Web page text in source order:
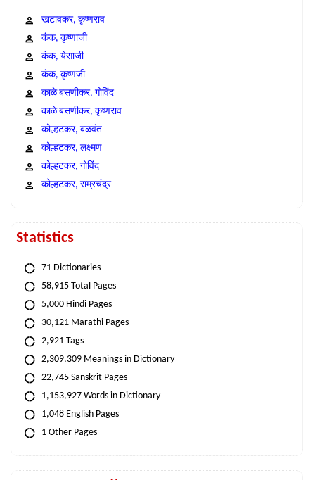
खटावकर, कृष्णराव
कंक, कृष्णाजी
कंक, येसाजी
कंक, कृष्णजी
काळे बसणीकर, गोविंद
काळे बसणीकर, कृष्णराव
कोल्हटकर, बळवंत
कोल्हटकर, लक्ष्मण
कोल्हटकर, गोविंद
कोल्हटकर, राम्रचंद्र
Statistics
71 Dictionaries
58,915 Total Pages
5,000 Hindi Pages
30,121 Marathi Pages
2,921 Tags
2,309,309 Meanings in Dictionary
22,745 Sanskrit Pages
1,153,927 Words in Dictionary
1,048 English Pages
1 Other Pages